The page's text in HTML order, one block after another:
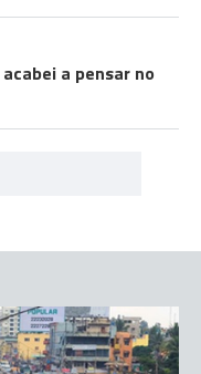
a pensar no